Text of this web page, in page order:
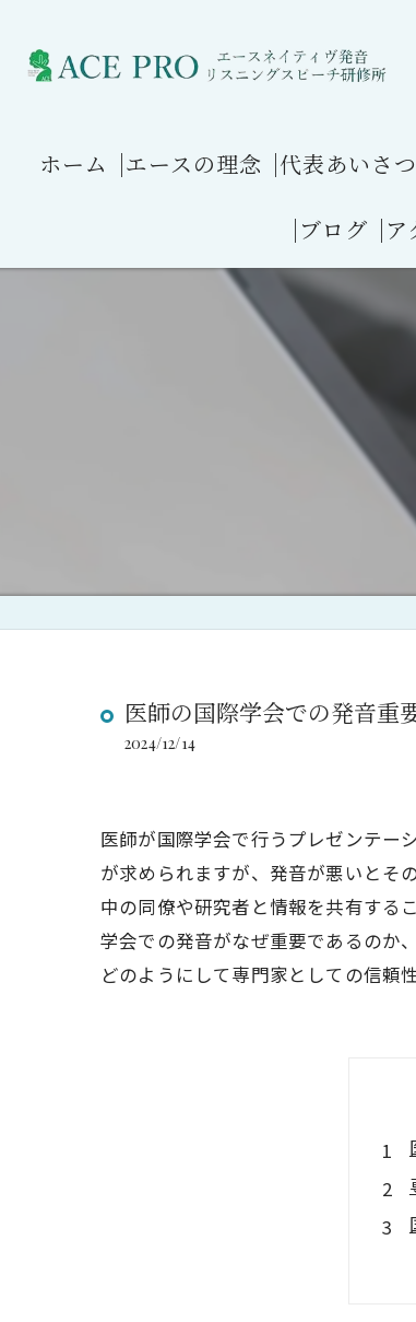
ホーム |エースの理念 |代表あいさつ
|ブログ
ブログ１ 英
ブログ２ ア
ブログ３ ア
ブログ４ イ
ブログ５ イ
ブログ６ イ
ブログ７ イ
ブログ９ 英語
ブログ１２ 発
|
医師の国際学会での発音重
2024/12/14
医師が国際学会で行うプレゼンテー
が求められますが、発音が悪いとそ
中の同僚や研究者と情報を共有する
学会での発音がなぜ重要であるのか
どのようにして専門家としての信頼